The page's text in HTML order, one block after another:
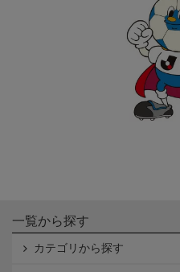
一覧から探す
カテゴリから探す